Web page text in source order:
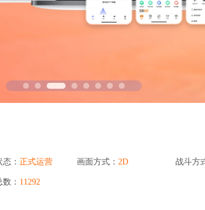
省钱卡
： 正式运营 画面方式： 2D 战斗方
： 11292